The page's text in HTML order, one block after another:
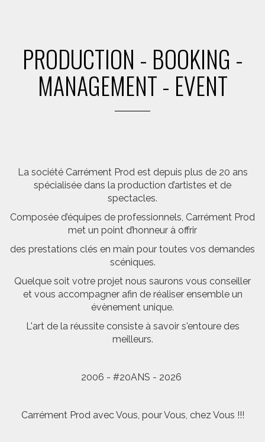
PRODUCTION - BOOKING -
MANAGEMENT - EVENT
La société Carrément Prod est depuis plus de 20 ans
spécialisée dans la production d’artistes et de
spectacles.
Composée d’équipes de professionnels, Carrément Prod
met un point d’honneur à offrir
des prestations clés en main pour toutes vos demandes
scéniques.
Quelque soit votre projet nous saurons vous conseiller
et vous accompagner afin de réaliser ensemble un
évènement unique.
L'art de la réussite consiste à savoir s'entoure des
meilleurs.
2006 - #20ANS - 2026
Carrément Prod avec Vous, pour Vous, chez Vous !!!